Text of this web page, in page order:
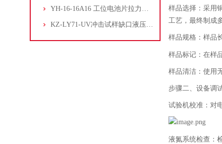
YH-16-16A16 工位电池片拉力试验机
KZ-LY71-UV冲击试样缺口液压拉床
样品选择：采用
工艺，最终制成
样品规格：样品
样品标记：在样
样品清洁：使用
步骤二、 设备调
试验机校准：对
液氮系统检查：